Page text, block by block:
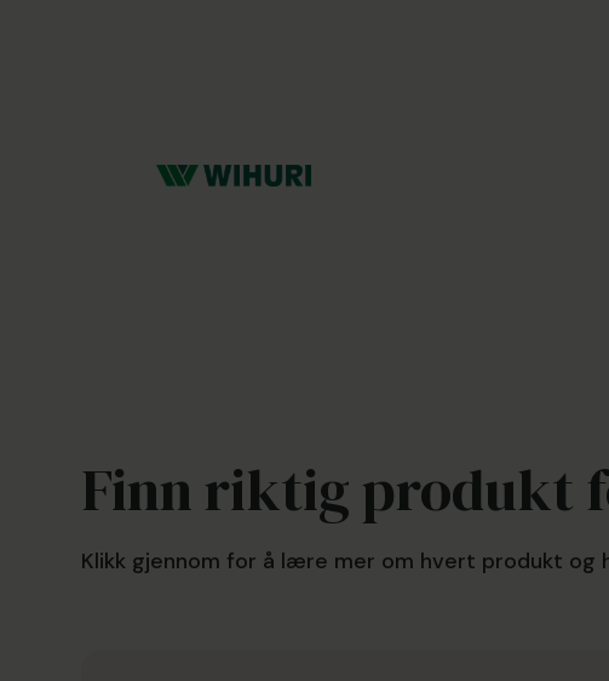
og kontroll på tvers av organisasjonen.
Finn riktig produkt
Klikk gjennom for å lære mer om hvert produkt og